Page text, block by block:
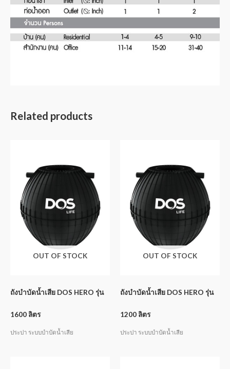
Related products
OUT OF STOCK
ถังบำบัดน้ำเสีย DOS HERO รุ่น
1600 ลิตร
ประปา ระบบบำบัดน้ำเสีย
OUT OF STOCK
ถังบำบัดน้ำเสีย DOS HERO รุ่น
1200 ลิตร
ประปา ระบบบำบัดน้ำเสีย